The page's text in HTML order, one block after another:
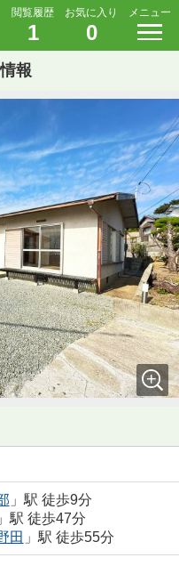
閲覧履歴
1
お気に入り
0
メニュー
報
」駅 徒歩9分
駅 徒歩47分
田 」駅 徒歩55分